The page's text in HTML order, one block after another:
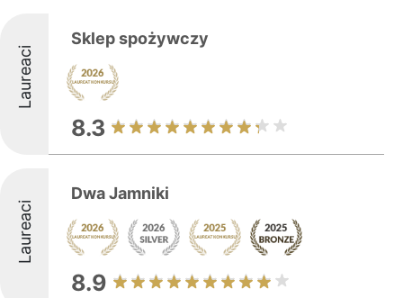
Laureaci
Sklep spożywczy
8.3
Laureaci
Dwa Jamniki
8.9